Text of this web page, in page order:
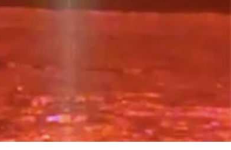
今回取り上げる中国のミサイルは人工衛星のよう
の情報と共に集約・分析・共有され、それをもと